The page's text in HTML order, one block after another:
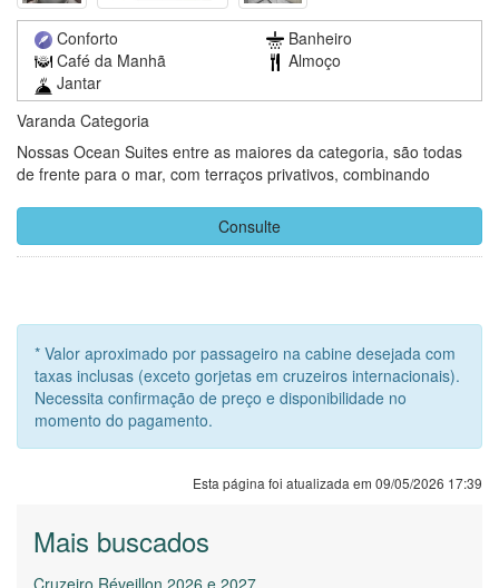
Conforto
Banheiro
Café da Manhã
Almoço
Jantar
Varanda Categoria
Nossas Ocean Suites entre as maiores da categoria, são todas
de frente para o mar, com terraços privativos, combinando
próximo do oceano.
Consulte
* Valor aproximado por passageiro na cabine desejada com
taxas inclusas (exceto gorjetas em cruzeiros internacionais).
Necessita confirmação de preço e disponibilidade no
momento do pagamento.
Esta página foi atualizada em 09/05/2026 17:39
Mais buscados
Cruzeiro Réveillon 2026 e 2027